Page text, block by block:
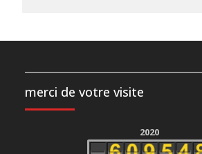
merci de votre visite
2020